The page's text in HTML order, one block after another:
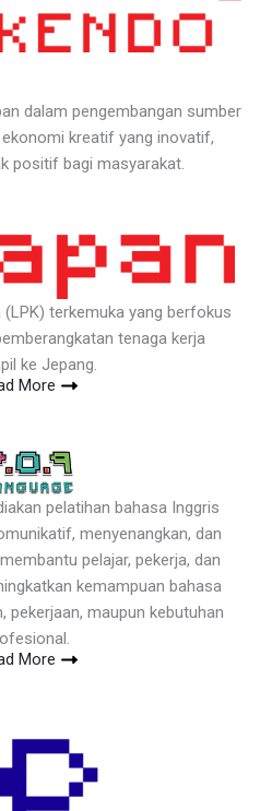
dalam pengembangan sumber
kreatif yang inovatif,
positif bagi masyarakat.
terkemuka yang berfokus
tenaga kerja
ke Jepang.
More
pelatihan bahasa Inggris
menyenangkan, dan
pelajar, pekerja, dan
kemampuan bahasa
pekerjaan, maupun kebutuhan
More